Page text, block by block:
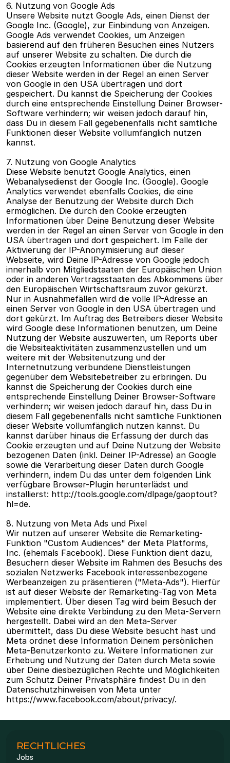
6. Nutzung von Google Ads
Unsere Website nutzt Google Ads, einen Dienst der
Google Inc. (Google), zur Einbindung von Anzeigen.
Google Ads verwendet Cookies, um Anzeigen
basierend auf den früheren Besuchen eines Nutzers
auf unserer Website zu schalten. Die durch die
Cookies erzeugten Informationen über die Nutzung
dieser Website werden in der Regel an einen Server
von Google in den USA übertragen und dort
gespeichert. Du kannst die Speicherung der Cookies
durch eine entsprechende Einstellung Deiner Browser-
Software verhindern; wir weisen jedoch darauf hin,
dass Du in diesem Fall gegebenenfalls nicht sämtliche
Funktionen dieser Website vollumfänglich nutzen
kannst.
7. Nutzung von Google Analytics
Diese Website benutzt Google Analytics, einen
Webanalysedienst der Google Inc. (Google). Google
Analytics verwendet ebenfalls Cookies, die eine
Analyse der Benutzung der Website durch Dich
ermöglichen. Die durch den Cookie erzeugten
Informationen über Deine Benutzung dieser Website
werden in der Regel an einen Server von Google in den
USA übertragen und dort gespeichert. Im Falle der
Aktivierung der IP-Anonymisierung auf dieser
Webseite, wird Deine IP-Adresse von Google jedoch
innerhalb von Mitgliedstaaten der Europäischen Union
oder in anderen Vertragsstaaten des Abkommens über
den Europäischen Wirtschaftsraum zuvor gekürzt.
Nur in Ausnahmefällen wird die volle IP-Adresse an
einen Server von Google in den USA übertragen und
dort gekürzt. Im Auftrag des Betreibers dieser Website
wird Google diese Informationen benutzen, um Deine
Nutzung der Website auszuwerten, um Reports über
die Websiteaktivitäten zusammenzustellen und um
weitere mit der Websitenutzung und der
Internetnutzung verbundene Dienstleistungen
gegenüber dem Websitebetreiber zu erbringen. Du
kannst die Speicherung der Cookies durch eine
entsprechende Einstellung Deiner Browser-Software
verhindern; wir weisen jedoch darauf hin, dass Du in
diesem Fall gegebenenfalls nicht sämtliche Funktionen
dieser Website vollumfänglich nutzen kannst. Du
kannst darüber hinaus die Erfassung der durch das
Cookie erzeugten und auf Deine Nutzung der Website
bezogenen Daten (inkl. Deiner IP-Adresse) an Google
sowie die Verarbeitung dieser Daten durch Google
verhindern, indem Du das unter dem folgenden Link
verfügbare Browser-Plugin herunterlädst und
installierst: http://tools.google.com/dlpage/gaoptout?
hl=de.
8. Nutzung von Meta Ads und Pixel
Wir nutzen auf unserer Website die Remarketing-
Funktion "Custom Audiences" der Meta Platforms,
Inc. (ehemals Facebook). Diese Funktion dient dazu,
Besuchern dieser Website im Rahmen des Besuchs des
sozialen Netzwerks Facebook interessenbezogene
Werbeanzeigen zu präsentieren ("Meta-Ads"). Hierfür
ist auf dieser Website der Remarketing-Tag von Meta
implementiert. Über diesen Tag wird beim Besuch der
Website eine direkte Verbindung zu den Meta-Servern
hergestellt. Dabei wird an den Meta-Server
übermittelt, dass Du diese Website besucht hast und
Meta ordnet diese Information Deinem persönlichen
Meta-Benutzerkonto zu. Weitere Informationen zur
Erhebung und Nutzung der Daten durch Meta sowie
über Deine diesbezüglichen Rechte und Möglichkeiten
zum Schutz Deiner Privatsphäre findest Du in den
Datenschutzhinweisen von Meta unter
https://www.facebook.com/about/privacy/.
RECHTLICHES
Jobs